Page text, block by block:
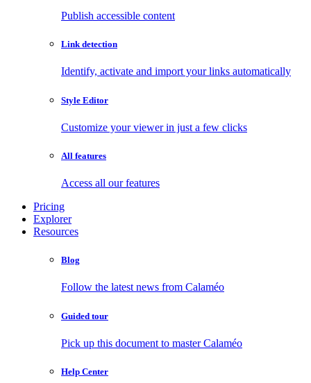
Publish accessible content
Link detection
Identify, activate and import your links automatically
Style Editor
Customize your viewer in just a few clicks
All features
Access all our features
Pricing
Explorer
Resources
Blog
Follow the latest news from Calaméo
Guided tour
Pick up this document to master Calaméo
Help Center